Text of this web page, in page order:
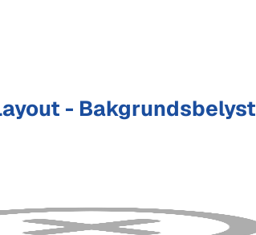
- Bakgrundsbelyst